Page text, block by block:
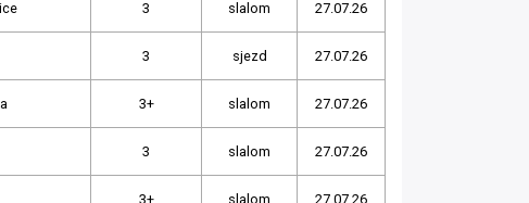
3 slalom 27.07.26
3 sjezd 27.07.26
3+ slalom 27.07.26
3 slalom 27.07.26
3+ slalom 27.07.26